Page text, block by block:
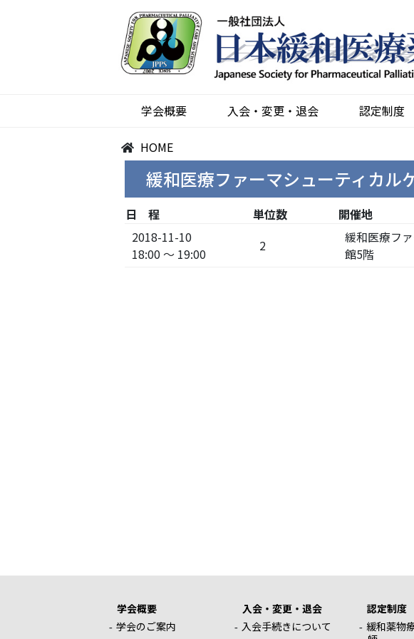
学会概要 入会・変更・退会 認定制度
HOME
緩和医療ファーマシューティカル
日 程 単位数
開催地
2018-11-10
18:00 ～ 19:00
2
緩和医療フ
館5階
学会概要
学会のご案内
入会・変更・退会
入会手続きについて
認定制度
緩和薬物